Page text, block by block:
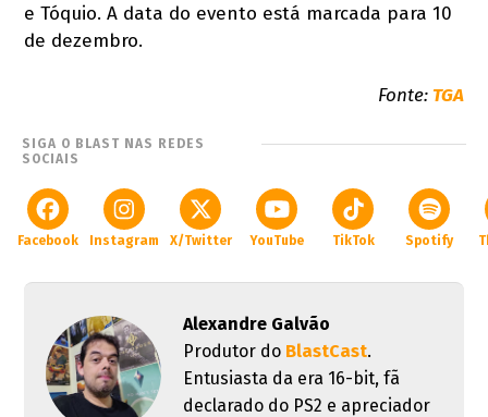
e Tóquio. A data do evento está marcada para 10
de dezembro.
Fonte: TGA
SIGA O BLAST NAS REDES
SOCIAIS
Facebook Instagram X/Twitter YouTube TikTok Spotify
Alexandre Galvão
Produtor do BlastCast.
Entusiasta da era 16-bit, fã
declarado do PS2 e apreciador